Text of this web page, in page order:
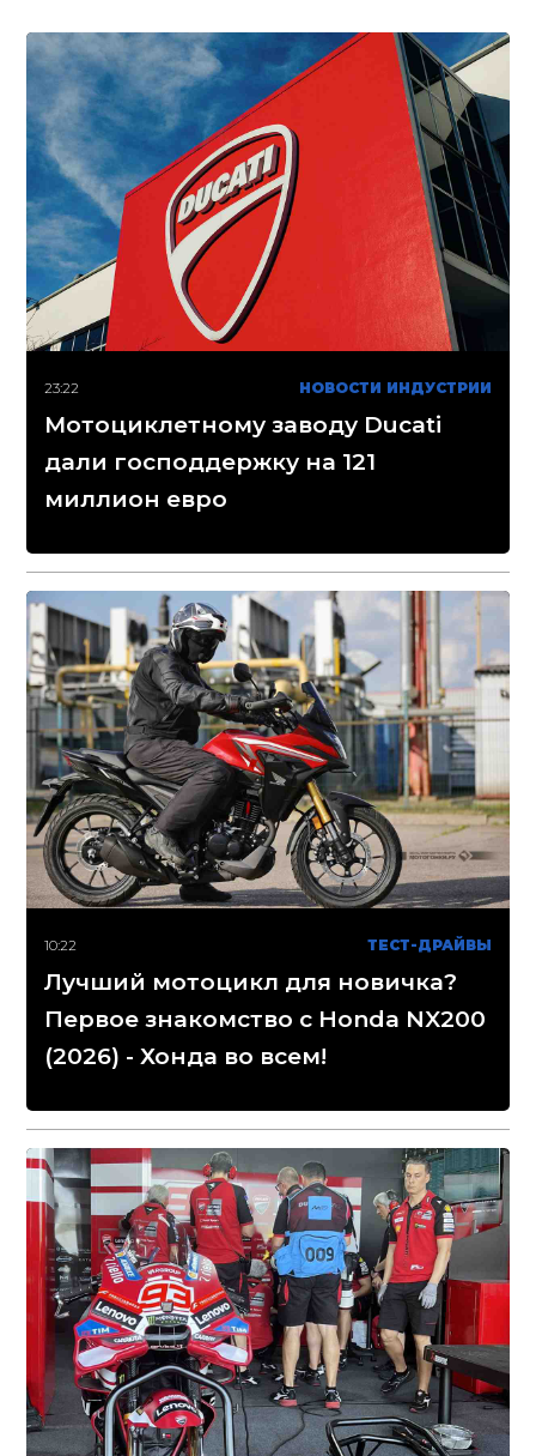
23:22 НОВОСТИ ИНДУСТРИИ
Мотоциклетному заводу Ducati
дали господдержку на 121
миллион евро
10:22 ТЕСТ-ДРАЙВЫ
Лучший мотоцикл для новичка?
Первое знакомство с Honda NX200
(2026) - Хонда во всем!